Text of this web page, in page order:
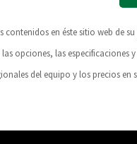
en éste sitio web de
opciones, las
del equipo y los precios en